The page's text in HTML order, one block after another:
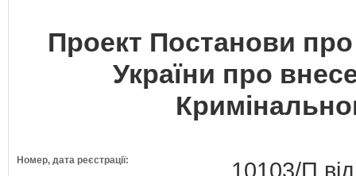
Проект Постанови
України про
Номер, дата реєстрації: 10103/П